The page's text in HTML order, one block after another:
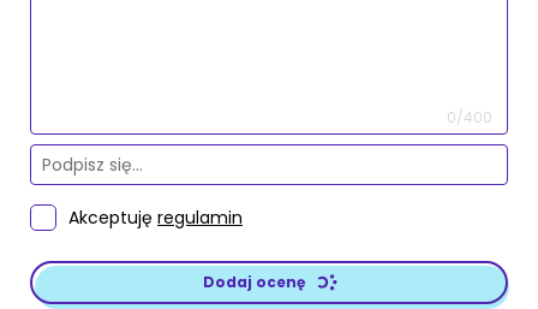
0/400
Akceptuję regulamin
Dodaj ocenę